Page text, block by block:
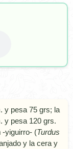
y pesa 75 grs; la
y pesa 120 grs.
-yiguirro- (Turdus
y la cera y